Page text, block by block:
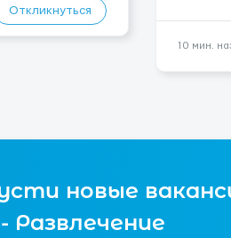
Откликнуться
10 мин.
новые
Развлечение